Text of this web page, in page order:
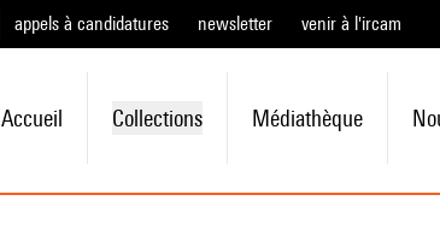
appels à candidatures newsletter venir à l'ircam
Accueil Collections Médiathèque